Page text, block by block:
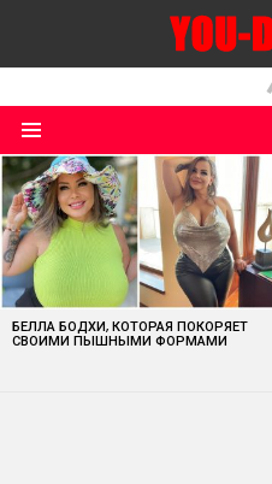
MOST
VIEWED
STORIES
БЕЛЛА БОДХИ, КОТОРАЯ ПОКОРЯЕТ
СВОИМИ ПЫШНЫМИ ФОРМАМИ